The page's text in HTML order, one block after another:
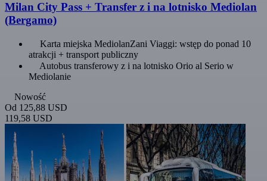
Milan City Pass + Transfer z i na lotnisko Mediolan
(Bergamo)
Karta miejska MediolanZani Viaggi: wstęp do ponad 10
atrakcji + transport publiczny
Autobus transferowy z i na lotnisko Orio al Serio w
Mediolanie
Nowość
Od 125,88 USD
119,58 USD